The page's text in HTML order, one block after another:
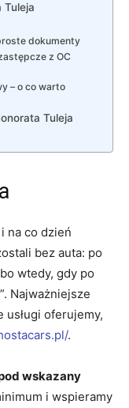
Tuleja
dokumenty
z OC
– o co warto
Tuleja
na co dzień
bez auta: po
wtedy, gdy po
Najważniejsze
usługi oferujemy,
.
wskazany
i wspieramy